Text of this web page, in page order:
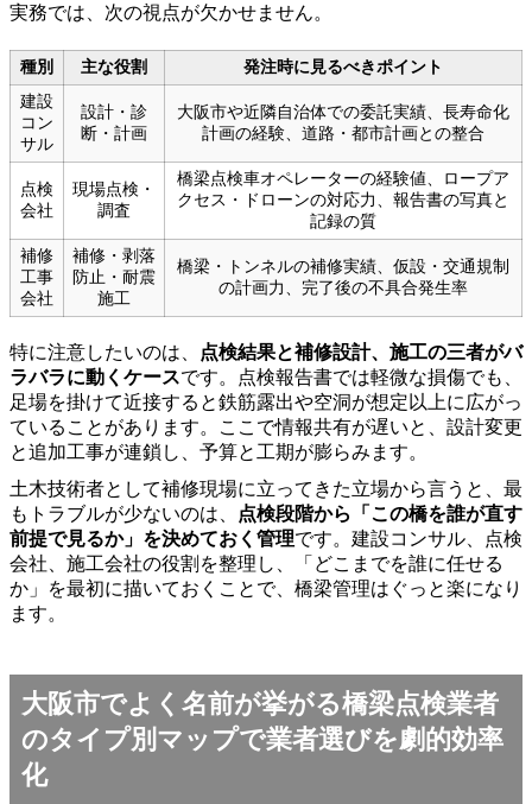
実務では、次の視点が欠かせません。
種別 主な役割
発注時に見るべきポイント
建設
コン
サル
設計・診
断・計画
大阪市や近隣自治体での委託実績、長寿命化
計画の経験、道路・都市計画との整合
点検
会社
現場点検・
調査
橋梁点検車オペレーターの経験値、ロープア
クセス・ドローンの対応力、報告書の写真と
記録の質
補修
工事
会社
補修・剥落
防止・耐震
施工
橋梁・トンネルの補修実績、仮設・交通規制
の計画力、完了後の不具合発生率
特に注意したいのは、
点検結果と補修設計、施工の三者がバ
ラバラに動くケースです。点検報告書では軽微な損傷でも、
足場を掛けて近接すると鉄筋露出や空洞が想定以上に広がっ
ていることがあります。ここで情報共有が遅いと、設計変更
と追加工事が連鎖し、予算と工期が膨らみます。
土木技術者として補修現場に立ってきた立場から言うと、最
もトラブルが少ないのは、
点検段階から「この橋を誰が直す
前提で見るか」を決めておく管理です。建設コンサル、点検
会社、施工会社の役割を整理し、「どこまでを誰に任せる
か」を最初に描いておくことで、橋梁管理はぐっと楽になり
ます。
大阪市でよく名前が挙がる橋梁点検業者
のタイプ別マップで業者選びを劇的効率
化